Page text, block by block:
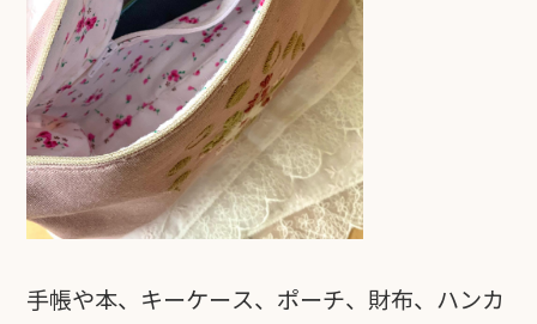
手帳や本、キーケース、ポーチ、財布、ハンカ